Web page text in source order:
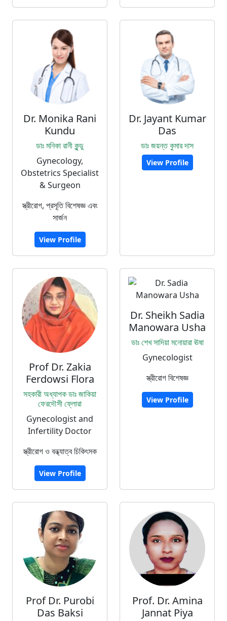
Dr. Monika Rani
Kundu
ডাঃ মনিকা রানী কুন্ডু
Gynecology,
Obstetrics Specialist
& Surgeon
স্ত্রীরোগ, প্রসূতি বিশেষজ্ঞ এবং
সার্জন
View Profile
Dr. Jayant Kumar
Das
ডাঃ জয়ন্ত কুমার দাস
View Profile
Prof Dr. Zakia
Ferdowsi Flora
সহকারী অধ্যাপক ডাঃ জাকিয়া
ফেরদৌসী ফ্লোরা
Gynecologist and
Infertility Doctor
স্ত্রীরোগ ও বন্ধ্যাত্ব চিকিৎসক
View Profile
Dr. Sheikh Sadia
Manowara Usha
ডাঃ শেখ সাদিয়া মনোয়ারা ঊষা
Gynecologist
স্ত্রীরোগ বিশেষজ্ঞ
View Profile
Prof Dr. Purobi
Das Baksi
Prof. Dr. Amina
Jannat Piya